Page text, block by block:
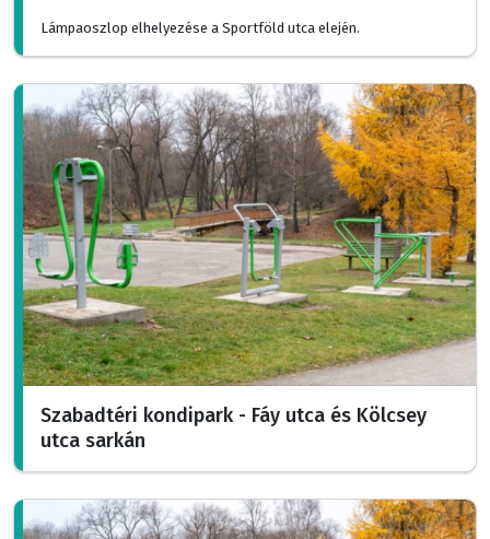
Lámpaoszlop elhelyezése a Sportföld utca elején.
Szabadtéri kondipark - Fáy utca és Kölcsey
utca sarkán